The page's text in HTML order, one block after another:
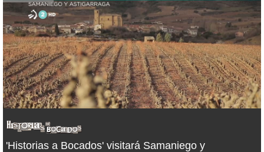
'Historias a Bocados' visitará Samaniego y